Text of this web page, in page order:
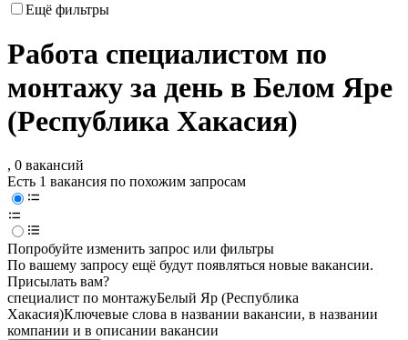
Ещё фильтры
Работа специалистом по
монтажу за день в Белом Яре
(Республика Хакасия)
, 0 вакансий
Есть 1 вакансия по похожим запросам
Попробуйте изменить запрос или фильтры
По вашему запросу ещё будут появляться новые вакансии.
Присылать вам?
специалист по монтажуБелый Яр (Республика
Хакасия)Ключевые слова в названии вакансии, в названии
компании и в описании вакансии